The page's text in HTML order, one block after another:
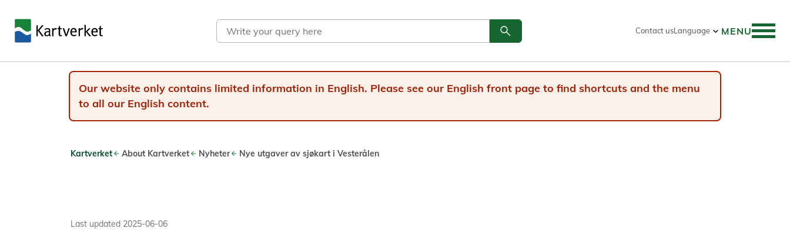
Search
Go to search
search Contact usLanguage MENU
Our website only contains limited information in English. Please see our English front page to find shortcuts and the menu
to all our English content.
Kartverket About Kartverket Nyheter Nye utgaver av sjøkart i Vesterålen
Last updated 2025-06-06